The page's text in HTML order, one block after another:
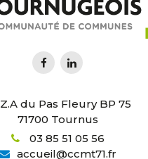
Z.A du Pas Fleury BP 75
71700 Tournus
03 85 51 05 56
accueil@ccmt71.fr